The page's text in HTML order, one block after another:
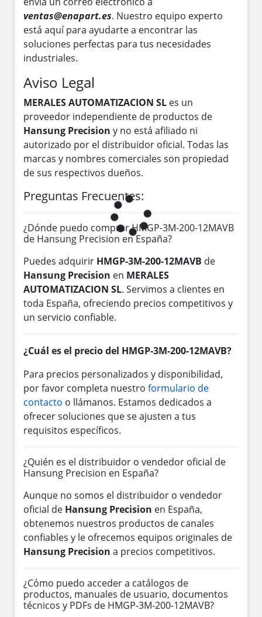
ventas@enapart.es. Nuestro equipo experto
está aquí para ayudarte a encontrar las
soluciones perfectas para tus necesidades
industriales.
Aviso Legal
MERALES AUTOMATIZACION SL es un
proveedor independiente de productos de
Hansung Precision y no está afiliado ni
autorizado por el distribuidor oficial. Todas las
marcas y nombres comerciales son propiedad
de sus respectivos dueños.
Preguntas Frecuentes:
¿Dónde puedo comprar HMGP-3M-200-12MAVB
de Hansung Precision en España?
Puedes adquirir HMGP-3M-200-12MAVB de
Hansung Precision en MERALES
AUTOMATIZACION SL. Servimos a clientes en
toda España, ofreciendo precios competitivos y
un servicio confiable.
¿Cuál es el precio del HMGP-3M-200-12MAVB?
Para precios personalizados y disponibilidad,
por favor completa nuestro formulario de
contacto o llámanos. Estamos dedicados a
ofrecer soluciones que se ajusten a tus
requisitos específicos.
¿Quién es el distribuidor o vendedor oficial de
Hansung Precision en España?
Aunque no somos el distribuidor o vendedor
oficial de Hansung Precision en España,
obtenemos nuestros productos de canales
confiables y le ofrecemos equipos originales de
Hansung Precision a precios competitivos.
¿Cómo puedo acceder a catálogos de
productos, manuales de usuario, documentos
técnicos y PDFs de HMGP-3M-200-12MAVB?